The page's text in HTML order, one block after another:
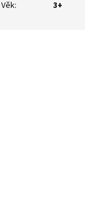
Věk: 3+